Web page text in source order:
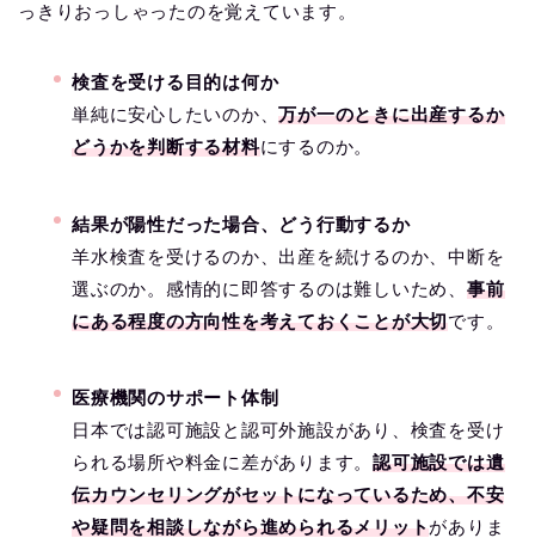
っきりおっしゃったのを覚えています。
検査を受ける目的は何か
単純に安心したいのか、万が一のときに出産するか
どうかを判断する材料にするのか。
結果が陽性だった場合、どう行動するか
羊水検査を受けるのか、出産を続けるのか、中断を
選ぶのか。感情的に即答するのは難しいため、 事前
にある程度の方向性を考えておくことが大切です。
医療機関のサポート体制
日本では認可施設と認可外施設があり、検査を受け
られる場所や料金に差があります。認可施設では遺
伝カウンセリングがセットになっているため、不安
や疑問を相談しながら進められるメリットがありま